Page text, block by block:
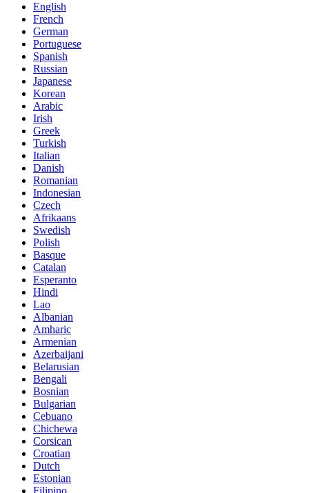
English
French
German
Portuguese
Spanish
Russian
Japanese
Korean
Arabic
Irish
Greek
Turkish
Italian
Danish
Romanian
Indonesian
Czech
Afrikaans
Swedish
Polish
Basque
Catalan
Esperanto
Hindi
Lao
Albanian
Amharic
Armenian
Azerbaijani
Belarusian
Bengali
Bosnian
Bulgarian
Cebuano
Chichewa
Corsican
Croatian
Dutch
Estonian